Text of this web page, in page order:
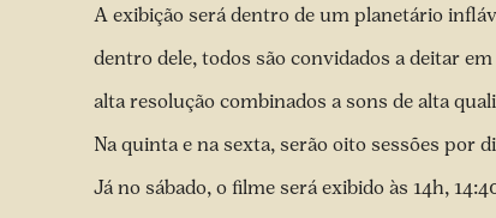
A exibição será dentro de um planetário
dentro dele, todos são convidados a deitar
alta resolução combinados a sons de alta
Na quinta e na sexta, serão oito sessões por
Já no sábado, o filme será exibido às 14h,